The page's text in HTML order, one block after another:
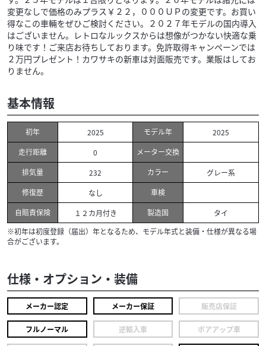
変更なしで価格のみプラス￥２２，０００ＵＰの変更です。お買い
得なこの車輛をぜひご検討ください。２０２７年モデルの国内導入
はございません。レトロなルックスからは想像がつかない快適な乗
り味です！ご来店お待ちしております。免許取得キャンペーンでは
２万円プレゼント！カワサキの新車は対面販売です。業販はしてお
りません。
基本情報
初年 2025 モデル年
2025
走行距離
0
メーター交換
排気量
232 カラー
グレー系
修復歴
なし
車検
自賠責保険
１２カ月付き 製造国
タイ
※初年は初度登録（届出）年となるため、モデル年式と装備・仕様が異なる場
合がございます。
仕様・オプション・装備
メーカー認定 メーカー保証 販売店保証
フルノーマル 逆輸入車 ボアアップ車